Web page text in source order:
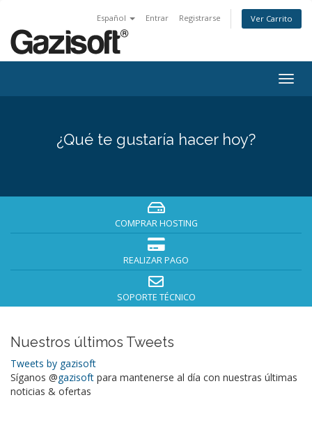
Español Entrar Registrarse Ver Carrito
¿Qué te gustaría hacer hoy?
COMPRAR HOSTING
REALIZAR PAGO
SOPORTE TÉCNICO
Nuestros últimos Tweets
Tweets by gazisoft
Síganos @gazisoft para mantenerse al día con nuestras últimas
noticias & ofertas